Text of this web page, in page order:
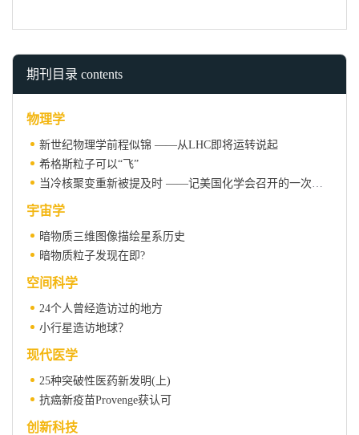
期刊目录 contents
物理学
新世纪物理学前程似锦 ——从LHC即将运转说起
希格斯粒子可以“飞”
宇宙学
暗物质三维图像描绘星系历史
暗物质粒子发现在即?
空间科学
24个人曾经造访过的地方
小行星造访地球？
现代医学
25种突破性医药新发明(上)
抗癌新疫苗Provenge获认可
创新科技